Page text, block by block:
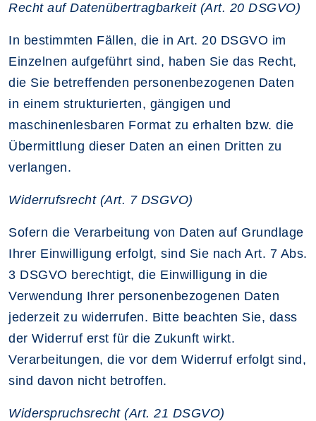
Recht auf Datenübertragbarkeit (Art. 20 DSGVO)
In bestimmten Fällen, die in Art. 20 DSGVO im
Einzelnen aufgeführt sind, haben Sie das Recht,
die Sie betreffenden personenbezogenen Daten
in einem strukturierten, gängigen und
maschinenlesbaren Format zu erhalten bzw. die
Übermittlung dieser Daten an einen Dritten zu
verlangen.
Widerrufsrecht (Art. 7 DSGVO)
Sofern die Verarbeitung von Daten auf Grundlage
Ihrer Einwilligung erfolgt, sind Sie nach Art. 7 Abs.
3 DSGVO berechtigt, die Einwilligung in die
Verwendung Ihrer personenbezogenen Daten
jederzeit zu widerrufen. Bitte beachten Sie, dass
der Widerruf erst für die Zukunft wirkt.
Verarbeitungen, die vor dem Widerruf erfolgt sind,
sind davon nicht betroffen.
Widerspruchsrecht (Art. 21 DSGVO)